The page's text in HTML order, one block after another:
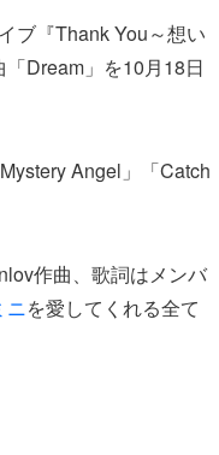
ブ『Thank You～想い
Dream」を10月18日
Angel」「Catch
作曲、歌詞はメンバ
ニを愛してくれる全て